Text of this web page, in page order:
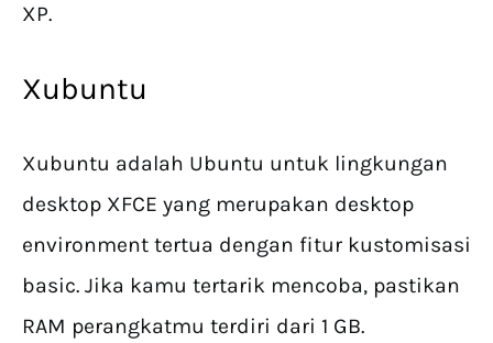
XP.
Xubuntu
Xubuntu adalah Ubuntu untuk lingkungan
desktop XFCE yang merupakan desktop
environment tertua dengan fitur kustomisasi
basic. Jika kamu tertarik mencoba, pastikan
RAM perangkatmu terdiri dari 1 GB.